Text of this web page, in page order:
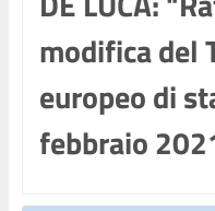
modifica del
europeo di
febbraio